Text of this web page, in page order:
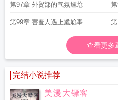
第97章 外贸部的气氛尴尬
第99章 害羞人遇上尴尬事
查看更多
完结小说推荐
美漫大镖客